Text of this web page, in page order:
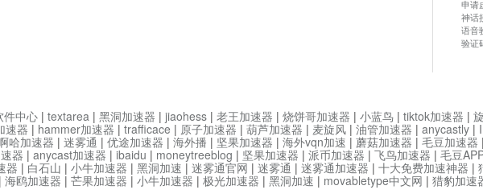
申请
神话
语音
验证
件中心 | textarea | 黑洞加速器 | jiaohess | 老王加速器 | 烧饼哥加速器 | 小蓝鸟 | tiktok加速器 |
速器 | hammer加速器 | trafficace | 原子加速器 | 葫芦加速器 | 麦旋风 | 油管加速器 | anycastly |
哈加速器 | 迷雾通 | 优途加速器 | 海外播 | 坚果加速器 | 海外vqn加速 | 蘑菇加速器 | 毛豆加速器 |
器 | anycast加速器 | ibaidu | moneytreeblog | 坚果加速器 | 派币加速器 | 飞鸟加速器 | 毛豆
器 | 白石山 | 小牛加速器 | 黑洞加速 | 迷雾通官网 | 迷雾通 | 迷雾通加速器 | 十大免费加速神器 |
| 海鸥加速器 | 芒果加速器 | 小牛加速器 | 极光加速器 | 黑洞加速 | movabletype中文网 | 猎豹加速